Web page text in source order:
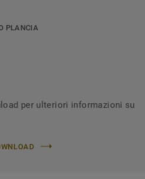
PLANCIA
per ulteriori informazioni su